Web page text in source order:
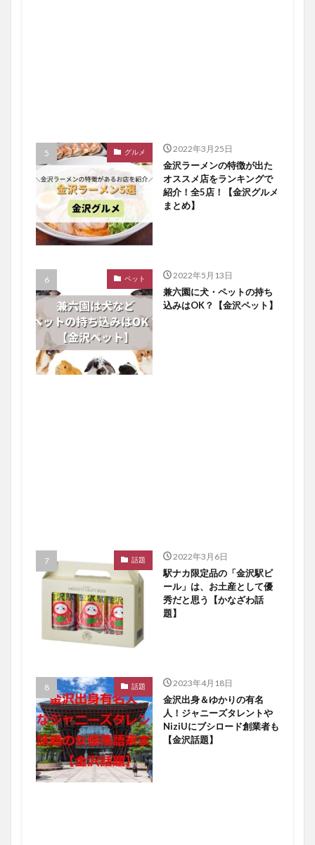
グルメ 2022年3月25日
金沢ラーメンの特徴が出た
オススメ店をランキングで
紹介！全5店！【金沢グルメ
まとめ】
ペット 2022年5月13日
兼六園に犬・ペットの持ち
込みはOK？【金沢ペット】
話題 2022年3月6日
駅ナカ限定品の「金沢駅ビ
ール」は、お土産として優
秀だと思う【かなざわ話
題】
話題 2023年4月18日
金沢出身＆ゆかりの有名
人！ジャニーズタレントや
NiziUにブシロード創業者も
【金沢話題】